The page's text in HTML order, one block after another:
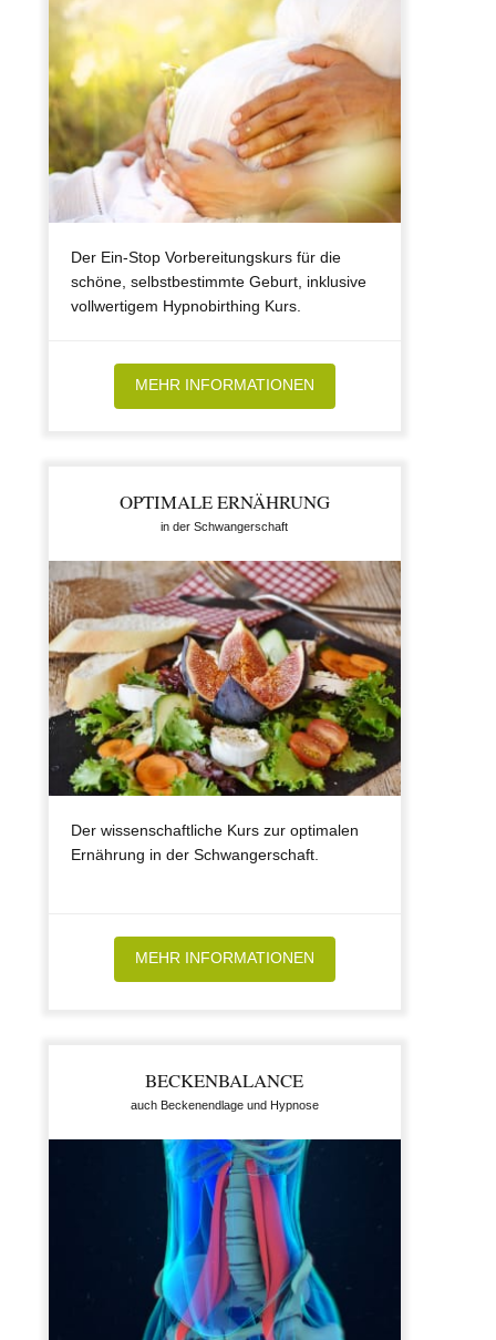
Der Ein-Stop Vorbereitungskurs für die
schöne, selbstbestimmte Geburt, inklusive
vollwertigem Hypnobirthing Kurs.
MEHR INFORMATIONEN
OPTIMALE ERNÄHRUNG
in der Schwangerschaft
Der wissenschaftliche Kurs zur optimalen
Ernährung in der Schwangerschaft.
MEHR INFORMATIONEN
BECKENBALANCE
auch Beckenendlage und Hypnose